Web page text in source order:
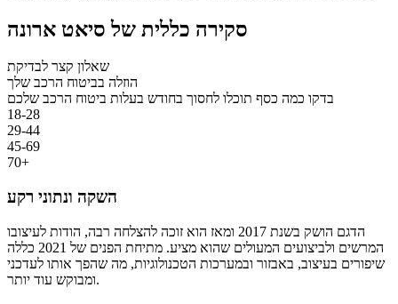
סקירה כללית של סיאט ארונה
שאלון קצר לבדיקת
הוזלה בביטוח הרכב שלך
בדקו כמה כסף תוכלו לחסוך בחודש בעלות ביטוח הרכב שלכם
18-28
29-44
45-69
70+
השקה ונתוני רקע
הדגם הושק בשנת 2017 ומאז הוא זוכה להצלחה רבה, הודות לעיצובו
המרשים ולביצועים המעולים שהוא מציע. מתיחת הפנים של 2021 כללה
שיפורים בעיצוב, באבזור ובמערכות הטכנולוגיות, מה שהפך אותו לעדכני
ומבוקש עוד יותר.